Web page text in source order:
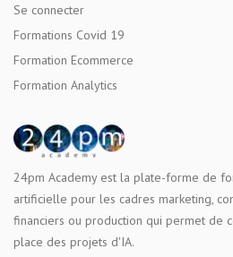
Se connecter
Formations Covid 19
Formation Ecommerce
Formation Analytics
24pm Academy est la plate-forme de
artificielle pour les cadres marketing,
financiers ou production qui permet de
place des projets d'IA.